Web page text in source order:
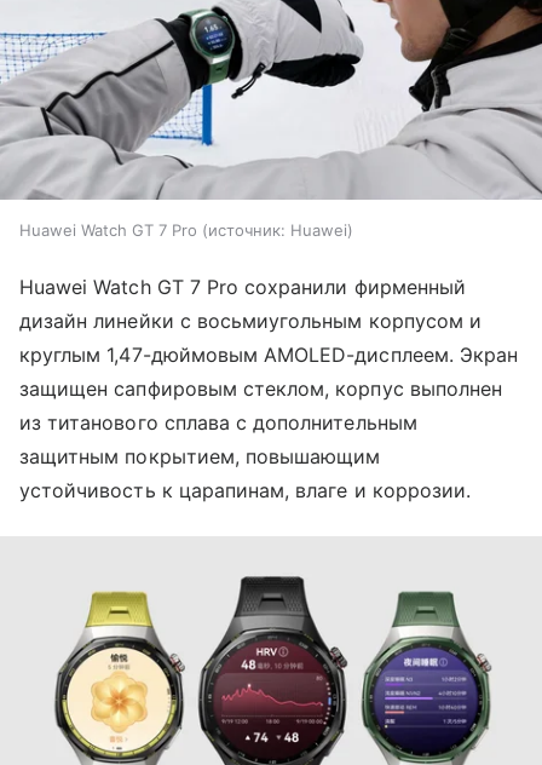
Huawei Watch GT 7 Pro источник: Huawei
Huawei Watch GT 7 Pro сохранили фирменный
дизайн линейки с восьмиугольным корпусом и
круглым 1,47-дюймовым AMOLED-дисплеем. Экран
защищен сапфировым стеклом, корпус выполнен
из титанового сплава с дополнительным
защитным покрытием, повышающим
устойчивость к царапинам, влаге и коррозии.